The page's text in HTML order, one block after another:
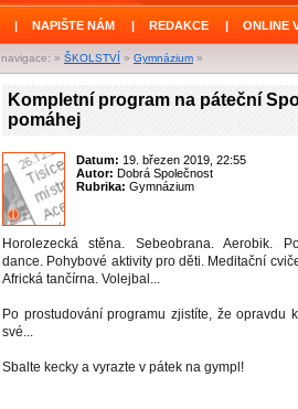
| NAPIŠTE NÁM | REDAKCE | ONLINE
navigace: » ŠKOLSTVÍ » Gymnázium »
Kompletní program na páteční
pomáhej
Datum: 19. březen 2019, 22:55
Autor: Dobrá Společnost
Rubrika: Gymnázium
Horolezecká stěna. Sebeobrana. Aerobik.
dance. Pohybové aktivity pro děti. Meditační
Africká tančírna. Volejbal...
Po prostudování programu zjistíte, že opravdu
své...
Sbalte kecky a vyrazte v pátek na gympl!